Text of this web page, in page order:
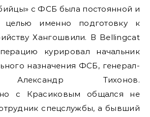
с ФСБ была постоянной и
целью именно подготовку к
Хангошвили. В Bellingcat
курировал начальник
назначения ФСБ, генерал-
Александр Тихонов.
с Красиковым общался не
спецслужбы, а бывший